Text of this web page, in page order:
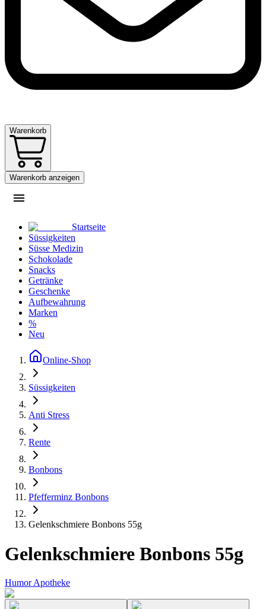
Warenkorb
Warenkorb anzeigen
Startseite
Süssigkeiten
Süsse Medizin
Schokolade
Snacks
Getränke
Geschenke
Aufbewahrung
Marken
%
Neu
Online-Shop
Süssigkeiten
Anti Stress
Rente
Bonbons
Pfefferminz Bonbons
Gelenkschmiere Bonbons 55g
Gelenkschmiere Bonbons 55g
Humor Apotheke